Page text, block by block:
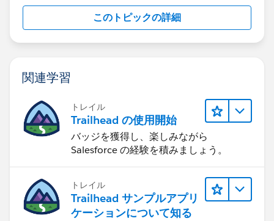
このトピックの詳細
関連学習
トレイル
Trailhead の使用開始
バッジを獲得し、楽しみながら
Salesforce の経験を積みましょう。
トレイル
Trailhead サンプルアプリ
ケーションについて知る